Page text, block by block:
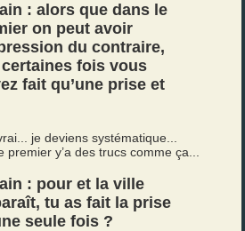
: alors que dans le
on peut avoir
du contraire,
fois vous
fait qu’une prise et
je deviens systématique...
premier y’a des trucs comme ça...
: pour et la ville
tu as fait la prise
seule fois ?